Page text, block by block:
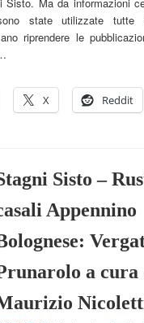
state utilizzate tutte
riprendere le
X Reddit
Sisto –
Appennino
a cura